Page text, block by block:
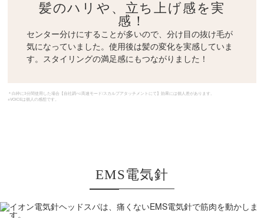
髪のハリや、 立ち上げ感を実
感！
センター分けにすることが多いので、分け目の抜け毛が
気になっていました。使用後は髪の変化を実感していま
す。スタイリングの満足感にもつながりました！
＊白枠に3分間使用した場合【自社調べ/高速モード/スカルプアタッチメントにて】効果には個人差があります。
※VOICEは個人の感想です。
EMS電気針